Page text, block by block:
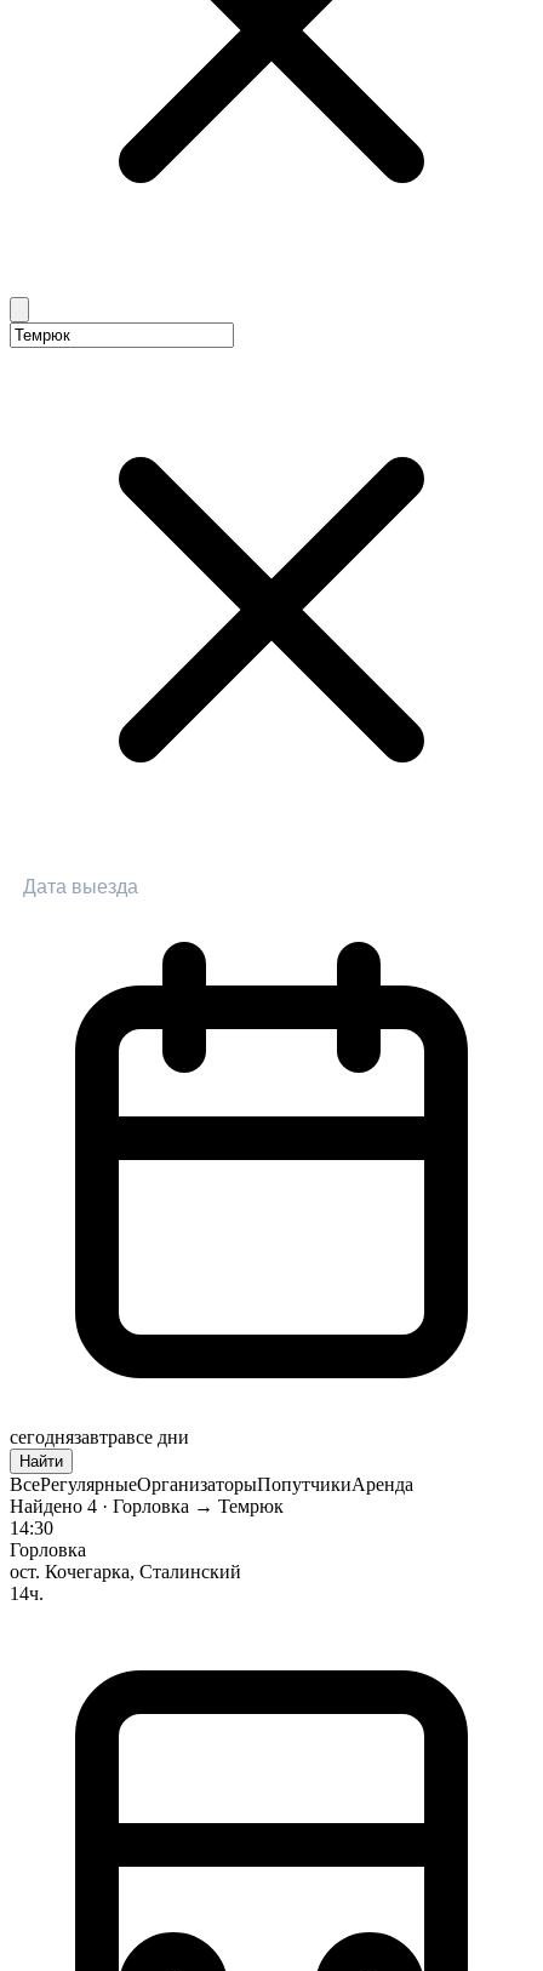
сегоднязавтравсе дни
Найти
ВсеРегулярныеОрганизаторыПопутчикиАренда
Найдено 4 · Горловка → Темрюк
14:30
Горловка
ост. Кочегарка, Сталинский
14ч.